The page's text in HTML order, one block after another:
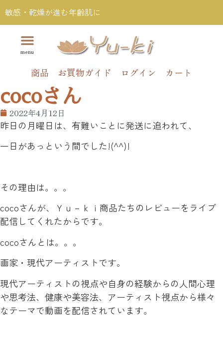
敏感・乾燥が進む年齢肌に
商品 お買物ガイド ログイン カート
cocoさん
2022年4月12日
昨日の月曜日は、有難いことに発送に追われて、
一日があっという間でした!(^^)!
その理由は。。。
cocoさんが、Ｙｕ－ｋｉ商品たちのレビューをライブ
配信してくれたからです。
cocoさんとは。。。
画家・現代アーティストです。
現代アーティストの視点や自身の経験からの人間心理
や思考法、健康や美容法、アーティスト視点から様々
なテーマで動画を配信されています。